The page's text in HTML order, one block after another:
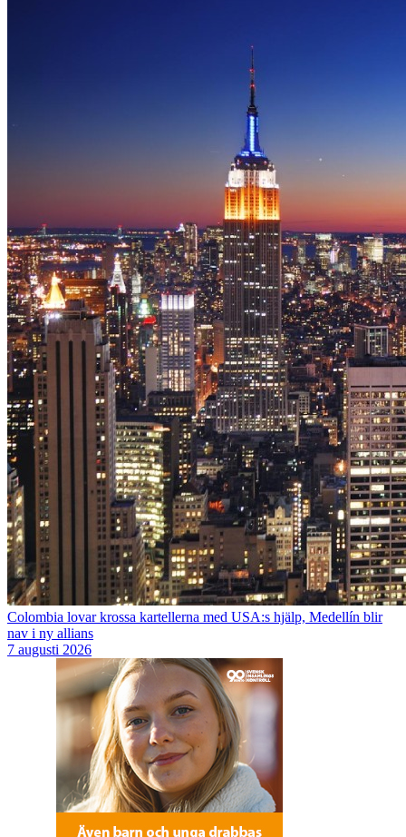
Colombia lovar krossa kartellerna med USA:s hjälp, Medellín blir
nav i ny allians
7 augusti 2026